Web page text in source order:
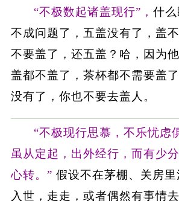
“不极数起诸盖现行”， 什
不成问题了，五盖没有了，盖
不要盖了，还五盖？哈，因为
盖都不盖了，茶杯都不需要盖
没有了，你也不要去盖人。
“不极现行思慕，不乐忧虑
虽从定起，出外经行，而有少
心转。” 假设不在茅棚、关房
入世，走走，或者偶然有事情